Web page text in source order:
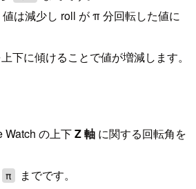
は減少し roll が π 分回転した値に
下に傾けることで値が増減します。
Watch の上下Z 軸 に関する回転角を
π
までです。